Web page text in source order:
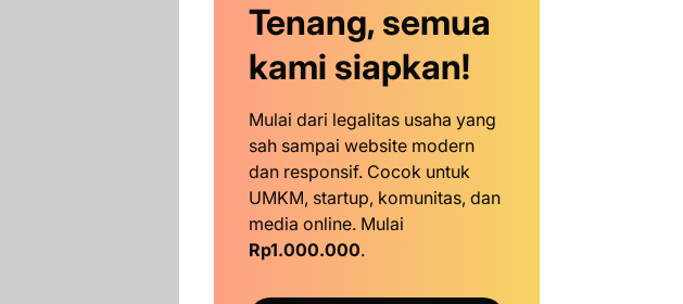
Tenang, semua
kami siapkan!
Mulai dari legalitas usaha yang
sah sampai website modern
dan responsif. Cocok untuk
UMKM, startup, komunitas, dan
media online. Mulai
Rp1.000.000.